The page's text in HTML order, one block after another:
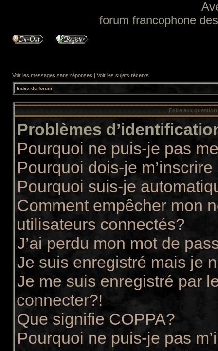
forum francophone
Voir les messages sans réponses | Voir les sujets récents
Index du forum
Foire aux
Problèmes
Pourquoi ne puis-je pas
Pourquoi dois-je
Pourquoi suis-je
Comment empêcher mon
utilisateurs connectés?
J’ai perdu mon mot de
Je suis enregistré mais je
Je me suis enregistré par
connecter?!
Que signifie COPPA?
Pourquoi ne puis-je pas